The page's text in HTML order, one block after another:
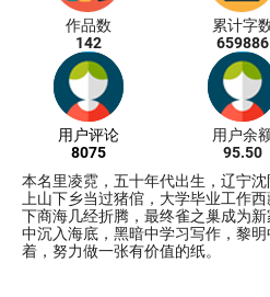
作品数
142
累计字
659886
用户评论
8075
用户余
95.50
本名里凌霓，五十年代出生，辽宁沈
上山下乡当过猪倌，大学毕业工作
下商海几经折腾，最终雀之巢成为
中沉入海底，黑暗中学习写作，黎
着，努力做一张有价值的纸。